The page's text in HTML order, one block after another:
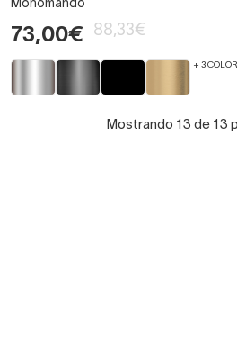
Monomando
73,00€ 88,33€
+ 3
Mostrando 13 de 13